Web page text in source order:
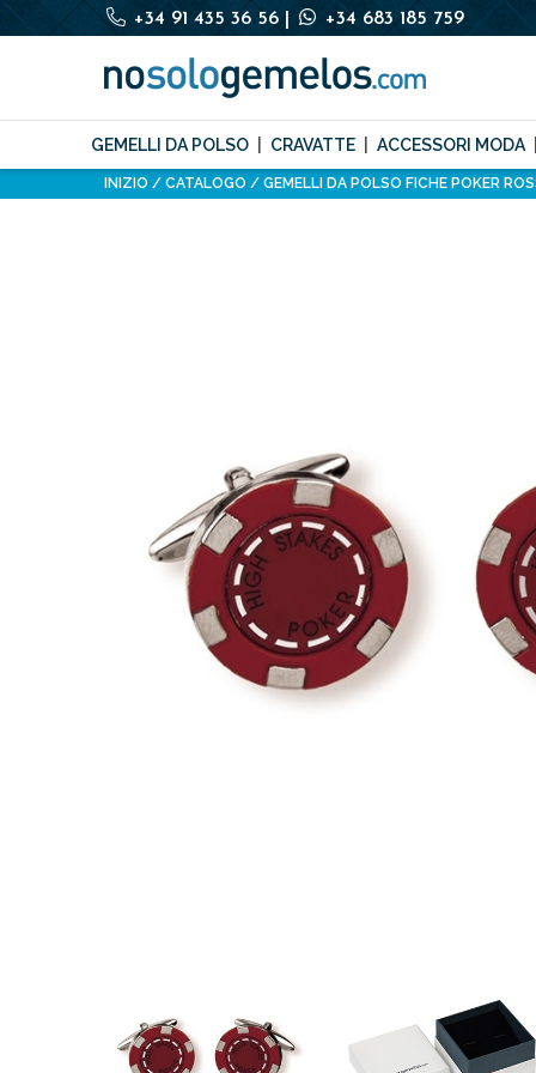
+34 91 435 36 56 +34 683 185 759
GEMELLI DA POLSO CRAVATTE ACCESSORI MODA
INIZIO CATALOGO GEMELLI DA POLSO FICHE POKER